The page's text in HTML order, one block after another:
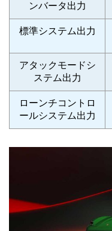
ンバータ出力
標準システム出力
アタックモードシ
ステム出力
ローンチコントロ
ールシステム出力